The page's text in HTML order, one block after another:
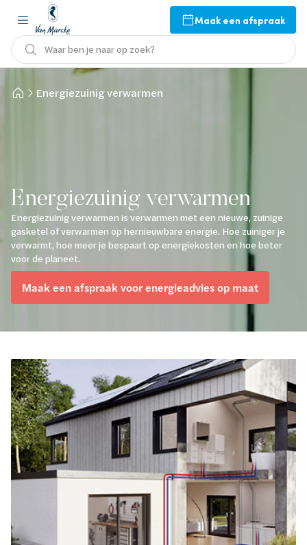
Maak een afspraak
Waar ben je naar op zoek?
Energiezuinig verwarmen
Energiezuinig verwarmen
Energiezuinig verwarmen is verwarmen met een nieuwe, zuinige
gasketel of verwarmen op hernieuwbare energie. Hoe zuiniger je
verwarmt, hoe meer je bespaart op energiekosten en hoe beter
voor de planeet.
Maak een afspraak voor energieadvies op maat